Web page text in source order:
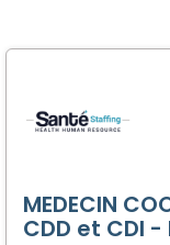
MEDECIN
CDD et CDI -